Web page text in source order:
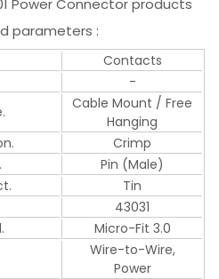
Power Connector products
parameters :
Contacts
-
Cable Mount / Free
Hanging
Crimp
Pin (Male)
Tin
43031
Micro-Fit 3.0
Wire-to-Wire,
Power